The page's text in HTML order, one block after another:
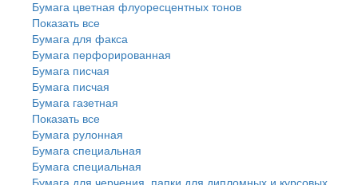
Бумага цветная флуоресцентных тонов
Показать все
Бумага для факса
Бумага перфорированная
Бумага писчая
Бумага писчая
Бумага газетная
Показать все
Бумага рулонная
Бумага специальная
Бумага специальная
Бумага для черчения, папки для дипломных и курсовых